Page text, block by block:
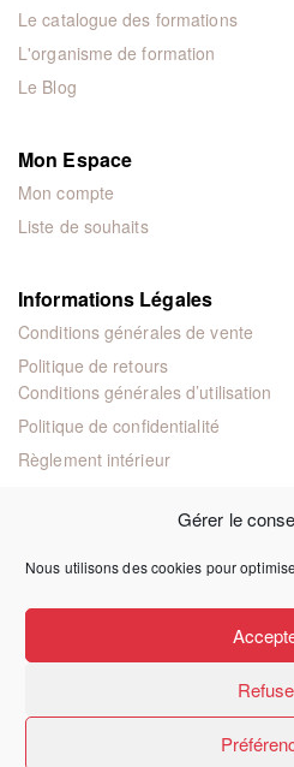
Gérer le
Nous utilisons des cookies pour
Le catalogue des formations
L'organisme de formation
Le Blog
Mon Espace
Mon compte
Liste de souhaits
Informations Légales
Conditions générales de vente
Politique de retours
Conditions générales d’utilisation
Politique de confidentialité
Règlement intérieur
© 2024 Éditions juridiques et